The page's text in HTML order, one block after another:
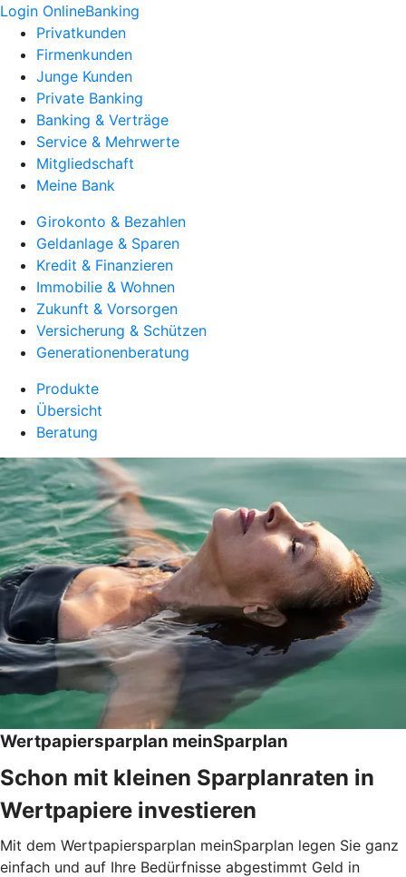
Login OnlineBanking
Privatkunden
Firmenkunden
Junge Kunden
Private Banking
Banking & Verträge
Service & Mehrwerte
Mitgliedschaft
Meine Bank
Girokonto & Bezahlen
Geldanlage & Sparen
Kredit & Finanzieren
Immobilie & Wohnen
Zukunft & Vorsorgen
Versicherung & Schützen
Generationenberatung
Produkte
Übersicht
Beratung
Wertpapiersparplan meinSparplan
Schon mit kleinen Sparplanraten in
Wertpapiere investieren
Mit dem Wertpapiersparplan meinSparplan legen Sie ganz
einfach und auf Ihre Bedürfnisse abgestimmt Geld in